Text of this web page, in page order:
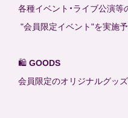
各種イベント・ライブ公演
"会員限定イベント"を実施
🛍️ GOODS
会員限定のオリジナルグッ